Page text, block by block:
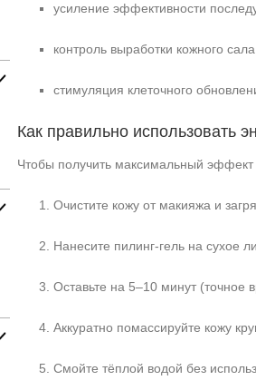
усиление эффективности
контроль выработки кожного
стимуляция клеточного
Как правильно использовать
Чтобы получить максимальный эффект
Очистите кожу от макияжа и
Нанесите пилинг‑гель на сухое
Оставьте на 5–10 минут (точное
Аккуратно помассируйте кожу
Смойте тёплой водой без